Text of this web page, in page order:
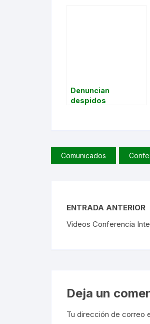
Denuncian
despidos
Comunicados
ENTRADA ANTERIOR
Videos Conferencia
Deja un
Tu dirección de correo